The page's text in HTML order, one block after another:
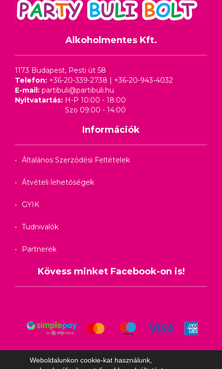
Alkoholmentes Kft.
1173 Budapest, Pesti út 58
Telefon: +36-20-339-2738 | +36-20-943-4032
E-mail: partibuli@partibuli.hu
Nyitvatartás: H-P 10:00 - 18:00
Szo 09:00 - 14:00
Információk
Általános Szerződési Feltételek
Átvételi lehetőségek
GYIK
Tudnivalók
Partnerek
Kövess minket Facebook-on is!
Weboldalunkon cookie-kat használunk,